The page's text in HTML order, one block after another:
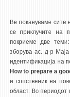
МЕЃУНАРОДНА
ERASMUS+
QIM-SEE
3DFindIT
Ве покануваме сите
се приклучите на
покриеме две
зборува ас. д-р
идентификација на
How to prepare a
и сопственик на
област. Во